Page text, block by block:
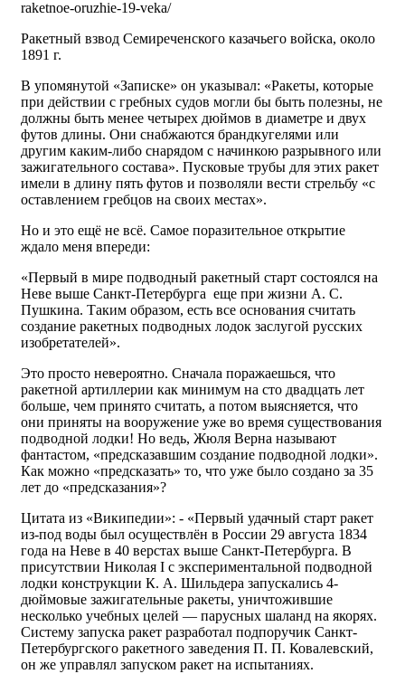
Ракетный взвод Семиреченского казачьего войска, около
1891 г.
В упомянутой «Записке» он указывал: «Ракеты, которые
при действии с гребных судов могли бы быть полезны, не
должны быть менее четырех дюймов в диаметре и двух
футов длины. Они снабжаются брандкугелями или
другим каким-либо снарядом с начинкою разрывного или
зажигательного состава». Пусковые трубы для этих ракет
имели в длину пять футов и позволяли вести стрельбу «с
оставлением гребцов на своих местах».
Но и это ещё не всё. Самое поразительное открытие
ждало меня впереди:
«Первый в мире подводный ракетный старт состоялся на
Неве выше Санкт-Петербурга еще при жизни А. С.
Пушкина. Таким образом, есть все основания считать
создание ракетных подводных лодок заслугой русских
изобретателей».
Это просто невероятно. Сначала поражаешься, что
ракетной артиллерии как минимум на сто двадцать лет
больше, чем принято считать, а потом выясняется, что
они приняты на вооружение уже во время существования
подводной лодки! Но ведь, Жюля Верна называют
фантастом, «предсказавшим создание подводной лодки».
Как можно «предсказать» то, что уже было создано за 35
лет до «предсказания»?
Цитата из «Википедии»: - «Первый удачный старт ракет
из-под воды был осуществлён в России 29 августа 1834
года на Неве в 40 верстах выше Санкт-Петербурга. В
присутствии Николая I c экспериментальной подводной
лодки конструкции К. А. Шильдера запускались 4-
дюймовые зажигательные ракеты, уничтожившие
несколько учебных целей — парусных шаланд на якорях.
Систему запуска ракет разработал подпоручик Санкт-
Петербургского ракетного заведения П. П. Ковалевский,
он же управлял запуском ракет на испытаниях.